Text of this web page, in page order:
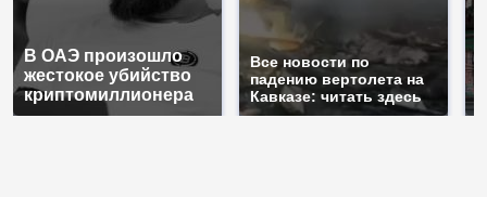
В ОАЭ произошло
жестокое убийство
криптомиллионера
Все новости по
падению вертолета на
Кавказе: читать здесь